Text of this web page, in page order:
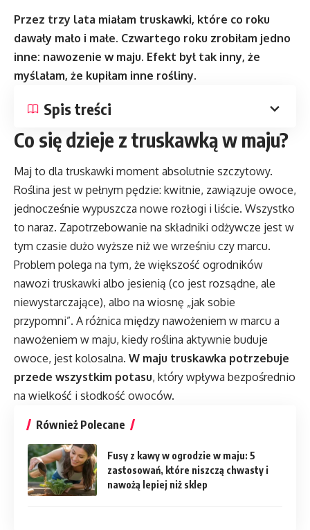
Przez trzy lata miałam truskawki, które co roku
dawały mało i małe. Czwartego roku zrobiłam jedno
inne: nawozenie w maju. Efekt był tak inny, że
myślałam, że kupiłam inne rośliny.
Spis treści
Co się dzieje z truskawką w maju?
Maj to dla truskawki moment absolutnie szczytowy.
Roślina jest w pełnym pędzie: kwitnie, zawiązuje owoce,
jednocześnie wypuszcza nowe rozłogi i liście. Wszystko
to naraz. Zapotrzebowanie na składniki odżywcze jest w
tym czasie dużo wyższe niż we wrześniu czy marcu.
Problem polega na tym, że większość ogrodników
nawozi truskawki albo jesienią (co jest rozsądne, ale
niewystarczające), albo na wiosnę „jak sobie
przypomni”. A różnica między nawożeniem w marcu a
nawożeniem w maju, kiedy roślina aktywnie buduje
owoce, jest kolosalna. W maju truskawka potrzebuje
przede wszystkim potasu, który wpływa bezpośrednio
na wielkość i słodkość owoców.
Również Polecane
Fusy z kawy w ogrodzie w maju: 5
zastosowań, które niszczą chwasty i
nawożą lepiej niż sklep